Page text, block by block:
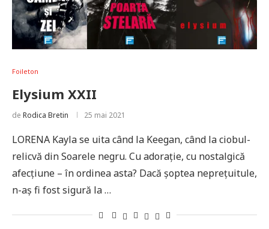
Foileton
Elysium XXII
de Rodica Bretin 25 mai 2021
LORENA Kayla se uita când la Keegan, când la ciobul-
relicvă din Soarele negru. Cu adoraţie, cu nostalgică
afecţiune – în ordinea asta? Dacă şoptea nepreţuitule,
n-aş fi fost sigură la …